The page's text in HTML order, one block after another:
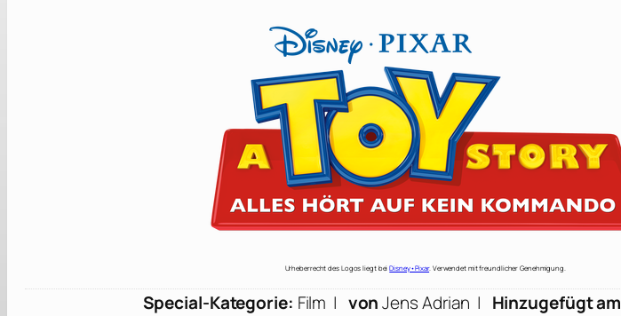
Urheberrecht des Logos liegt beiDisney•Pixar. Verwendet mit freundlicher Genehmigung.
Special-Kategorie: Film | vonJens Adrian | Hinzugefügt am